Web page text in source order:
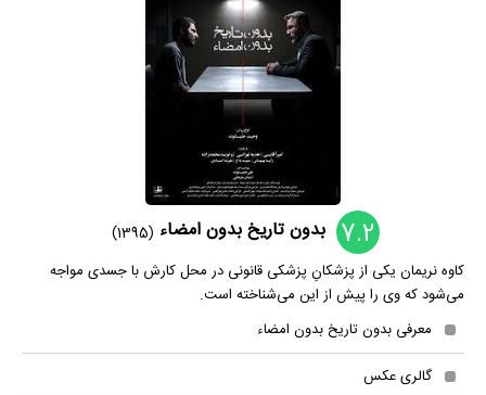
7.2 بدون تاریخ بدون امضاء (1395)
کاوه نریمان یکی از پزشکانِ پزشکی قانونی در محل کارش با جسدی مواجه
می‌شود که وی را پیش از این می‌شناخته است.
معرفی بدون تاریخ بدون امضاء
گالری عکس